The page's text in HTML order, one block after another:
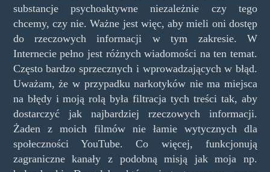
substancje psychoaktywne niezależnie czy tego
chcemy, czy nie. Ważne jest więc, aby mieli oni dostęp
do rzeczowych informacji w tym zakresie. W
Internecie pełno jest różnych wiadomości na ten temat.
Często bardzo sprzecznych i wprowadzających w błąd.
Uważam, że w przypadku narkotyków nie ma miejsca
na błędy i moją rolą była filtracja tych treści tak, aby
dostarczyć jak najbardziej rzeczowych informacji.
Żaden z moich filmów nie łamie wytycznych dla
społeczności YouTube. Co więcej, funkcjonują
zagraniczne kanały z podobną misją jak moja np.